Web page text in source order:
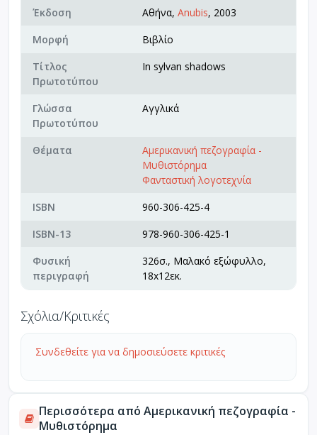
Έκδοση Αθήνα, Anubis, 2003
Μορφή
Βιβλίο
Τίτλος
Πρωτοτύπου
In sylvan shadows
Γλώσσα
Πρωτοτύπου
Αγγλικά
Θέματα
Αμερικανική πεζογραφία -
Μυθιστόρημα
Φανταστική λογοτεχνία
ISBN
960-306-425-4
ISBN-13
978-960-306-425-1
Φυσική
περιγραφή
326σ., Μαλακό εξώφυλλο,
18x12εκ.
Σχόλια/Κριτικές
Συνδεθείτε για να δημοσιεύσετε κριτικές
Περισσότερα από Αμερικανική πεζογραφία -
Μυθιστόρημα